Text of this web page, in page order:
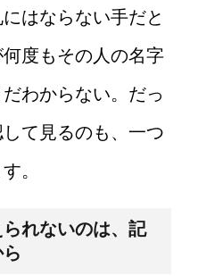
はならない手だと
度もその人の名字
わからない。だっ
て見るのも、一つ
。
れないのは、記